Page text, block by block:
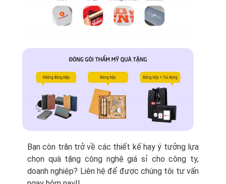
Bạn còn trăn trở về các thiết kế hay ý tưởng lựa
chọn quà tặng công nghệ giá sỉ cho công ty,
doanh nghiệp? Liên hệ để được chúng tôi tư vấn